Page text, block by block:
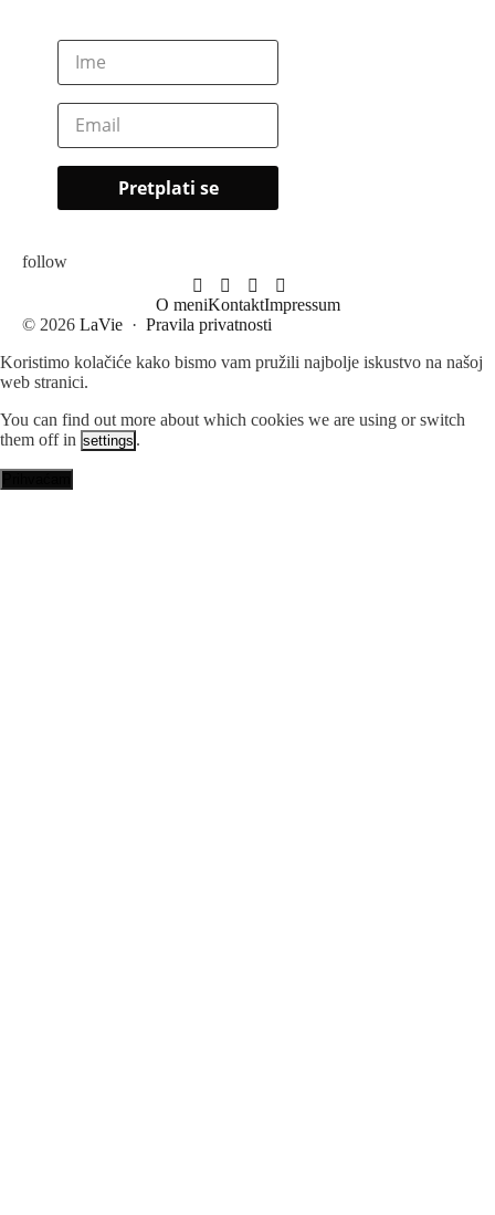
follow
O meniKontaktImpressum
© 2026 LaVie · Pravila privatnosti
Koristimo kolačiće kako bismo vam pružili najbolje iskustvo na našoj
web stranici.
You can find out more about which cookies we are using or switch
them off in settings .